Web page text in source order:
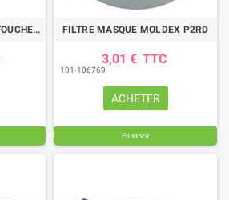
SACHET 2 FILTRES CARTOUCHES A2 MASQUE 8000 FILTRE MASQUE MOLDEX P2RD
3,01 € TTC
101-106769
ACHETER
En stock